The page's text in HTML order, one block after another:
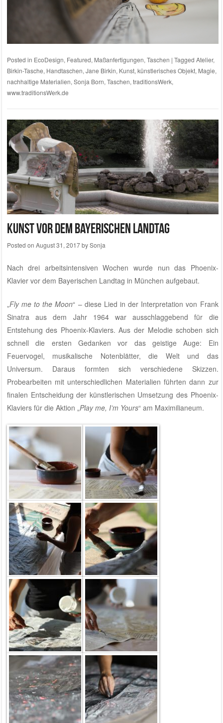
Posted in EcoDesign, Featured, Maßanfertigungen, Taschen | Tagged Atelier,
Birkin-Tasche, Handtaschen, Jane Birkin, Kunst, künstlerisches Objekt, Magie,
nachhaltige Materialien, Sonja Born, Taschen, traditionsWerk,
www.traditionsWerk.de
Kunst vor dem Bayerischen Landtag
Posted on August 31, 2017bySonja
Nach drei arbeitsintensiven Wochen wurde nun das Phoenix-
Klavier vor dem Bayerischen Landtag in München aufgebaut.
„Fly me to the Moon“ – diese Lied in der Interpretation von Frank
Sinatra aus dem Jahr 1964 war ausschlaggebend für die
Entstehung des Phoenix-Klaviers. Aus der Melodie schoben sich
schnell die ersten Gedanken vor das geistige Auge: Ein
Feuervogel, musikalische Notenblätter, die Welt und das
Universum. Daraus formten sich verschiedene Skizzen.
Probearbeiten mit unterschiedlichen Materialien führten dann zur
finalen Entscheidung der künstlerischen Umsetzung des Phoenix-
Klaviers für die Aktion „Play me, I’m Yours“ am Maximilianeum.